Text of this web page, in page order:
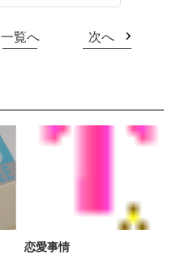
一覧へ 次へ
恋愛事情